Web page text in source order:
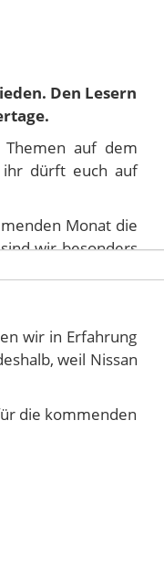
Den Lesern
auf dem
ihr dürft euch auf
Monat die
wir besonders
wir in Erfahrung
weil Nissan
die kommenden